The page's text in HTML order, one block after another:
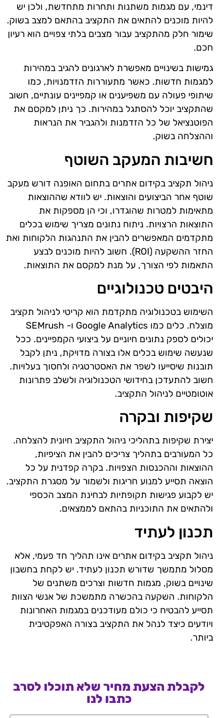
דינמי, עם מגמות משתנות ותחרות מתחדשת, ולכן יש
להיות מוכנים להתאים את התקציב בהתאם למצב בשוק.
שימור חלק מהתקציב עבור מצבים בלתי צפויים הוא רעיון
חכם.
גמישות בשינויים מאפשרת לארגונים להגיב במהירות
למגמות חדשות. כאשר מתעוררות הזדמנויות, כמו
שיתופי פעולה עם משפיענים או קמפיינים עונתיים, חשוב
שהתקציב יוכל להסתגל במהירות. כך ניתן למקסם את
הפוטנציאל של כל הזדמנות ולהגביר את הנראות
וההצלחה בשוק.
חשיבות המעקב השוטף
ניהול תקציב בקידום אתרים בתחום האופנה דורש מעקב
שוטף אחר הביצועים והוצאות. יש לוודא שההוצאות
מתאימות למטרות שהוגדרו, וכי הן מספקות את
התוצאות הרצויות. ניתוח נתונים מצריך שימוש בכלים
מתקדמים המאפשרים להבין את התנהגות הלקוחות ואת
החזר ההשקעה (ROI). חשוב להיות מוכנים לבצע
התאמות לפי הצורך, על מנת למקסם את התוצאות.
היבטים טכנולוגיים
השימוש בטכנולוגיה מתקדמת הוא קריטי לניהול תקציב
מוצלח. כלים כמו Google Analytics ו- SEMrush
יכולים לספק נתונים חיוניים על ביצועי הקמפיינים. ככל
שנעשה שימוש בכלים אלו בצורה מדויקת, ניתן לקבל
תובנות שיסייעו לשפר את האסטרטגיה ולחסוך בעלויות.
חשוב להתעדכן בחידושי הטכנולוגיה ולשלב פתרונות
אוטומטיים לניהול התקציב.
שקיפות ובקרה
יצירת שקיפות בתהליכי ניהול התקציב חיונית להצלחה.
כל המעורבים בתהליך צריכים להבין את הציפיות,
ההוצאות וההכנסות הצפויות. בקרה קפדנית על כל
הוצאה תסייע למנוע חריגות ולשמור על מסגרת התקציב.
יש לקבוע פגישות תקופתיות לבחינת המצב הכספי
ולהתאים את התוכניות בהתאם לממצאים.
תכנון לעתיד
ניהול תקציב בקידום אתרים אינו תהליך חד פעמי, אלא
מסלול מתמשך שדורש תכנון לעתיד. יש לקחת בחשבון
שינויים בשוק, מגמות חדשות וצרכים משתנים של
הלקוחות. השקעה בהכשרה מתמשכת של אנשי הצוות
תסייע להבטיח כי כולם מעודכנים במגמות האחרונות
ויודעים כיצד לנהל את התקציב בצורה האפקטיבית
ביותר.
לקבלת הצעת מחיר שלא תוכלו לסרב
כתבו לנו